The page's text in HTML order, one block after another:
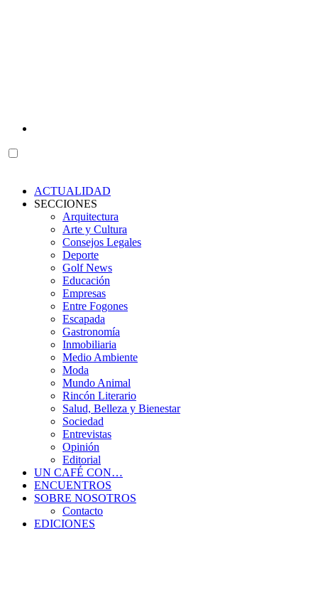
ACTUALIDAD
SECCIONES
Arquitectura
Arte y Cultura
Consejos Legales
Deporte
Golf News
Educación
Empresas
Entre Fogones
Escapada
Gastronomía
Inmobiliaria
Medio Ambiente
Moda
Mundo Animal
Rincón Literario
Salud, Belleza y Bienestar
Sociedad
Entrevistas
Opinión
Editorial
UN CAFÉ CON…
ENCUENTROS
SOBRE NOSOTROS
Contacto
EDICIONES